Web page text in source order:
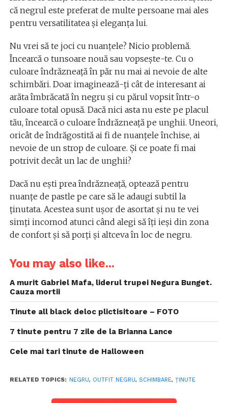
că negrul este preferat de multe persoane mai ales
pentru versatilitatea și eleganța lui.
Nu vrei să te joci cu nuanțele? Nicio problemă.
Încearcă o tunsoare nouă sau vopsește-te. Cu o
culoare îndrăzneață în păr nu mai ai nevoie de alte
schimbări. Doar imaginează-ți cât de interesant ai
arăta îmbrăcată în negru și cu părul vopsit într-o
culoare total opusă. Dacă nici asta nu este pe placul
tău, încearcă o culoare îndrăzneață pe unghii. Uneori,
oricât de îndrăgostită ai fi de nuanțele închise, ai
nevoie de un strop de culoare. Și ce poate fi mai
potrivit decât un lac de unghii?
Dacă nu ești prea îndrăzneață, optează pentru
nuanțe de pastle pe care să le adaugi subtil la
ținutata. Acestea sunt ușor de asortat și nu te vei
simți incomod atunci când alegi să îți ieși din zona
de confort și să porți și altceva în loc de negru.
You may also like...
A murit Gabriel Mafa, liderul trupei Negura Bunget.
Cauza mortii
Tinute all black deloc plictisitoare – FOTO
7 tinute pentru 7 zile de la Brianna Lance
Cele mai tari tinute de Halloween
RELATED TOPICS: NEGRU, OUTFIT NEGRU, SCHIMBARE, ȚINUTE